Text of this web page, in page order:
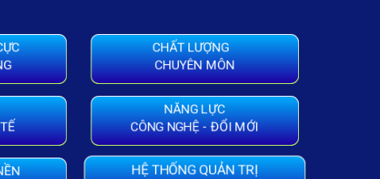
CHẤT LƯỢNG
CHUYÊN MÔN
NĂNG LỰC
CÔNG NGHỆ - ĐỔI MỚI
HỆ THỐNG QUẢN TRỊ